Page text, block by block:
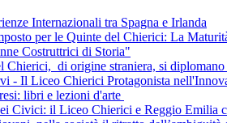
Internazionali tra Spagna e Irlanda
per le Quinte del Chierici: La
Costruttrici di Storia"
Chierici, di origine straniera, si
- Il Liceo Chierici Protagonista
libri e lezioni d'arte
Civici: il Liceo Chierici e Reggio Emilia